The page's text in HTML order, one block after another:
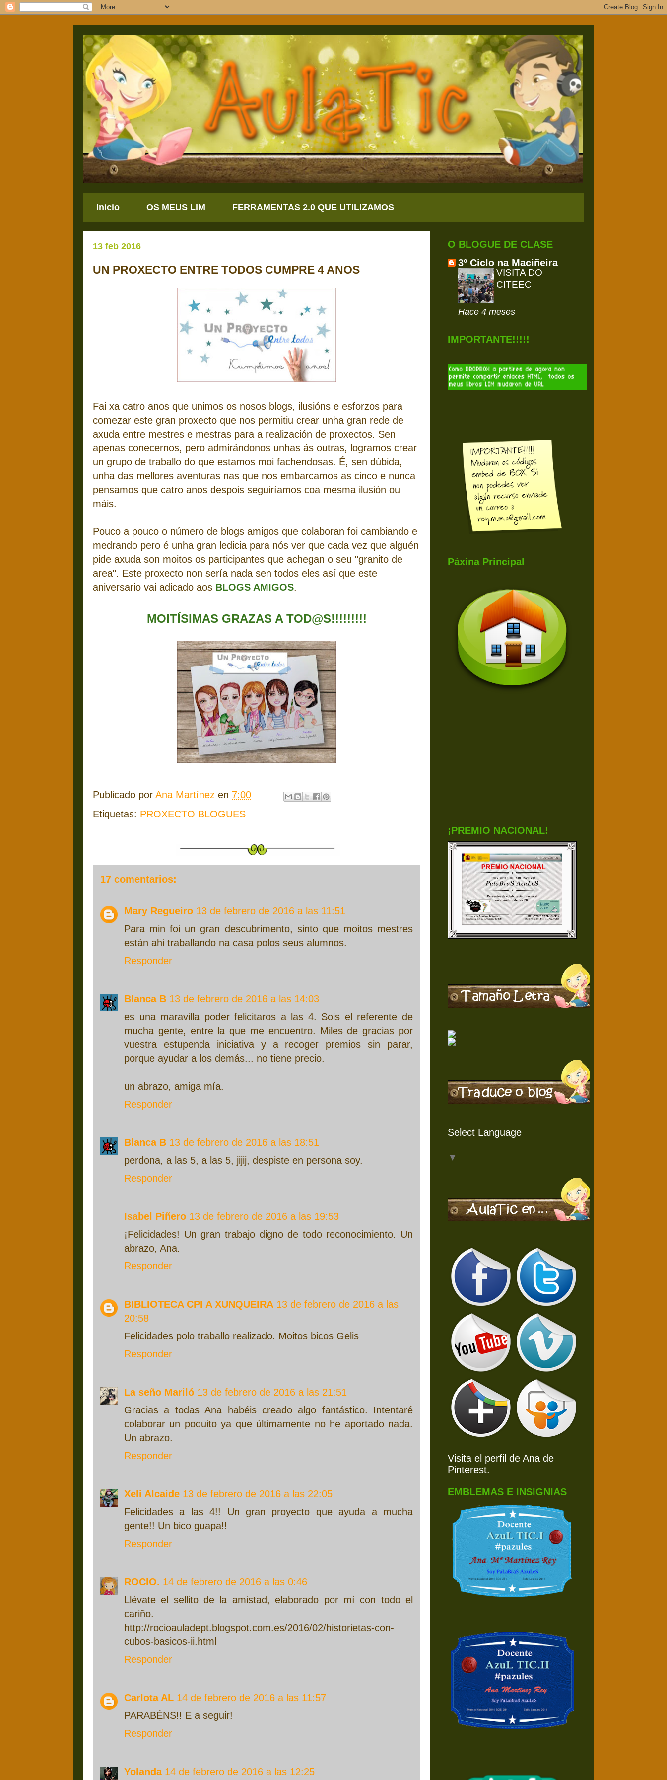
Inicio OS MEUS LIM FERRAMENTAS 2.0 QUE UTILIZAMOS
13 feb 2016
UN PROXECTO ENTRE TODOS CUMPRE 4 ANOS
Fai xa catro anos que unimos os nosos blogs, ilusións e esforzos para
comezar este gran proxecto que nos permitiu crear unha gran rede de
axuda entre mestres e mestras para a realización de proxectos. Sen
apenas coñecernos, pero admirándonos unhas ás outras, logramos crear
un grupo de traballo do que estamos moi fachendosas. É, sen dúbida,
unha das mellores aventuras nas que nos embarcamos as cinco e nunca
pensamos que catro anos despois seguiríamos coa mesma ilusión ou
máis.
Pouco a pouco o número de blogs amigos que colaboran foi cambiando e
medrando pero é unha gran ledicia para nós ver que cada vez que alguén
pide axuda son moitos os participantes que achegan o seu "granito de
area". Este proxecto non sería nada sen todos eles así que este
aniversario vai adicado aos BLOGS AMIGOS.
MOITÍSIMAS GRAZAS A TOD@S!!!!!!!!!
Publicado por Ana Martínez en 7:00
Etiquetas: PROXECTO BLOGUES
17 comentarios:
Mary Regueiro 13 de febrero de 2016 a las 11:51
Para min foi un gran descubrimento, sinto que moitos mestres
están ahi traballando na casa polos seus alumnos.
Responder
Blanca B 13 de febrero de 2016 a las 14:03
es una maravilla poder felicitaros a las 4. Sois el referente de
mucha gente, entre la que me encuentro. Miles de gracias por
vuestra estupenda iniciativa y a recoger premios sin parar,
porque ayudar a los demás... no tiene precio.
un abrazo, amiga mía.
Responder
Blanca B 13 de febrero de 2016 a las 18:51
perdona, a las 5, a las 5, jijij, despiste en persona soy.
Responder
Isabel Piñero 13 de febrero de 2016 a las 19:53
¡Felicidades! Un gran trabajo digno de todo reconocimiento. Un
abrazo, Ana.
Responder
BIBLIOTECA CPI A XUNQUEIRA 13 de febrero de 2016 a las
20:58
Felicidades polo traballo realizado. Moitos bicos Gelis
Responder
La seño Mariló 13 de febrero de 2016 a las 21:51
Gracias a todas Ana habéis creado algo fantástico. Intentaré
colaborar un poquito ya que últimamente no he aportado nada.
Un abrazo.
Responder
Xeli Alcaide 13 de febrero de 2016 a las 22:05
Felicidades a las 4!! Un gran proyecto que ayuda a mucha
gente!! Un bico guapa!!
Responder
ROCIO. 14 de febrero de 2016 a las 0:46
Llévate el sellito de la amistad, elaborado por mí con todo el
cariño.
http://rocioauladept.blogspot.com.es/2016/02/historietas-con-
cubos-basicos-ii.html
Responder
Carlota AL 14 de febrero de 2016 a las 11:57
PARABÉNS!! E a seguir!
Responder
Yolanda 14 de febrero de 2016 a las 12:25
O BLOGUE DE CLASE
3º Ciclo na Maciñeira
VISITA DO
CITEEC
Hace 4 meses
IMPORTANTE!!!!!
Páxina Principal
¡PREMIO NACIONAL!
Select Language
▼
Visita el perfil de Ana de
Pinterest.
EMBLEMAS E INSIGNIAS